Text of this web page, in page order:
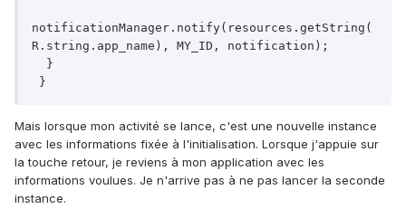
notificationManager.notify(resources.getString(
R.string.app_name), MY_ID, notification);
Mais lorsque mon activité se lance, c'est une nouvelle instance
avec les informations fixée à l'initialisation. Lorsque j'appuie sur
la touche retour, je reviens à mon application avec les
informations voulues. Je n'arrive pas à ne pas lancer la seconde
instance.